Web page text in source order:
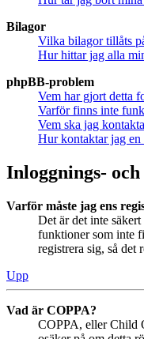
Bilagor
Vilka bilagor tillåts
Hur hittar jag alla
phpBB-problem
Vem har gjort detta
Varför finns inte
Vem ska jag
Hur kontaktar jag
Inloggnings-
Varför måste jag ens
Det är det inte
funktioner som inte
registrera sig, så det
Upp
Vad är COPPA?
COPPA, eller Child